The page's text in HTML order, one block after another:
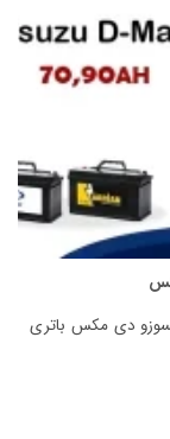
دی مکس باتری